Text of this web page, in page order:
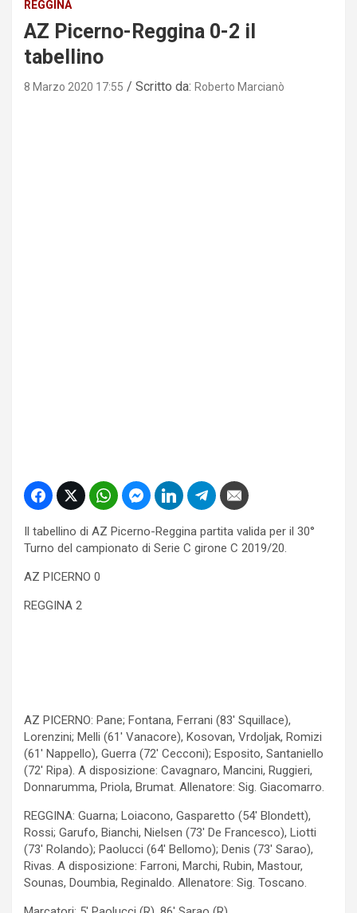
REGGINA
AZ Picerno-Reggina 0-2 il
tabellino
8 Marzo 2020 17:55 Scritto da: Roberto Marcianò
Il tabellino di AZ Picerno-Reggina partita valida per il 30°
Turno del campionato di Serie C girone C 2019/20.
AZ PICERNO 0
REGGINA 2
AZ PICERNO: Pane; Fontana, Ferrani (83′ Squillace),
Lorenzini; Melli (61′ Vanacore), Kosovan, Vrdoljak, Romizi
(61′ Nappello), Guerra (72′ Cecconi); Esposito, Santaniello
(72′ Ripa). A disposizione: Cavagnaro, Mancini, Ruggieri,
Donnarumma, Priola, Brumat. Allenatore: Sig. Giacomarro.
REGGINA: Guarna; Loiacono, Gasparetto (54′ Blondett),
Rossi; Garufo, Bianchi, Nielsen (73′ De Francesco), Liotti
(73′ Rolando); Paolucci (64′ Bellomo); Denis (73′ Sarao),
Rivas. A disposizione: Farroni, Marchi, Rubin, Mastour,
Sounas, Doumbia, Reginaldo. Allenatore: Sig. Toscano.